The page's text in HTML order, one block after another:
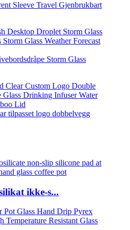
Sleeve Travel Gjenbrukbart
Storm Glass
tilpasset logo dobbelvegg
ikke-s...